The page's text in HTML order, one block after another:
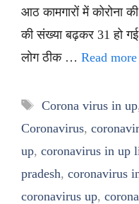
आठ कामगारों में कोरोना
की संख्या बढ़कर 31 हो
लोग ठीक … Read more
Tags
Corona virus in up,
Coronavirus,
up, coronavirus in up
pradesh, coronavirus
coronavirus up,